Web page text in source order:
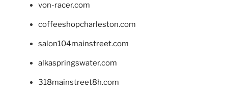
von-racer.com
coffeeshopcharleston.com
salon104mainstreet.com
alkaspringswater.com
318mainstreet8h.com